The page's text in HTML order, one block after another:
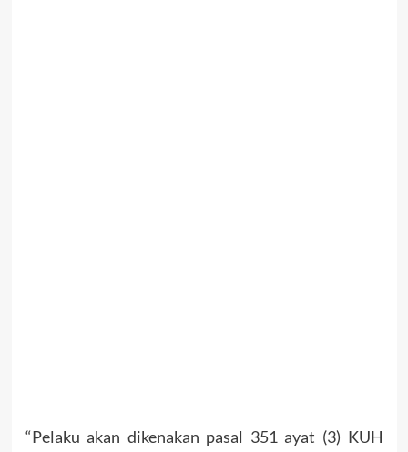
“Pelaku akan dikenakan pasal 351 ayat (3) KUH